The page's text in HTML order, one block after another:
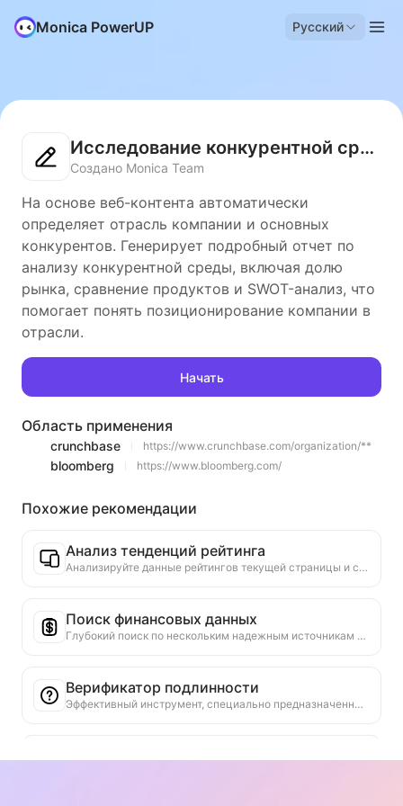
Monica PowerUP Русский
Исследование конкурентной среды
Создано Monica Team
На основе веб-контента автоматически
определяет отрасль компании и основных
конкурентов. Генерирует подробный отчет по
анализу конкурентной среды, включая долю
рынка, сравнение продуктов и SWOT-анализ, что
помогает понять позиционирование компании в
отрасли.
Начать
Область применения
crunchbase https://www.crunchbase.com/organization/**
bloomberg https://www.bloomberg.com/
Похожие рекомендации
Анализ тенденций рейтинга
Анализируйте данные рейтингов текущей страницы и создавайте отчет о тенденциях. Определяйте популярные категории, быстро растущие типы продуктов и новые технологии. Предоставляйте мгновенные рыночные инсайты, чтобы помочь вам понять последние тенденции продуктов и рыночные движения.
Поиск финансовых данных
Глубокий поиск по нескольким надежным источникам данных для финансовых показателей или данных, упомянутых на текущей веб-странице. Предоставление исторических данных для сравнения и отраслевых стандартов, чтобы помочь пользователям всесторонне понять финансовое состояние компании и рыночные показатели.
Верификатор подлинности
Эффективный инструмент, специально предназначенный для проверки достоверности веб-контента. Автоматически распознает ключевые заявления и данные, перекрестно проверяет их с надежными внешними источниками. Оценивает достоверность важных заявлений, предоставляет объяснение результатов проверки и ссылки на источники фактов. Способствует повышению информационной грамотности и предотвращению распространения ложной информации.
Поиск аргументов и точек зрения